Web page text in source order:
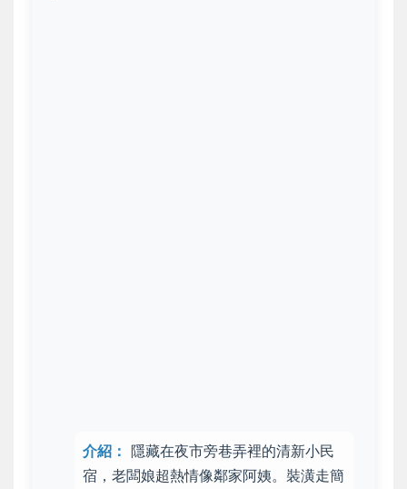
介紹： 隱藏在夜市旁巷弄裡的清新小民
宿 ，老闆娘超熱情像鄰家阿姨。裝潢走簡